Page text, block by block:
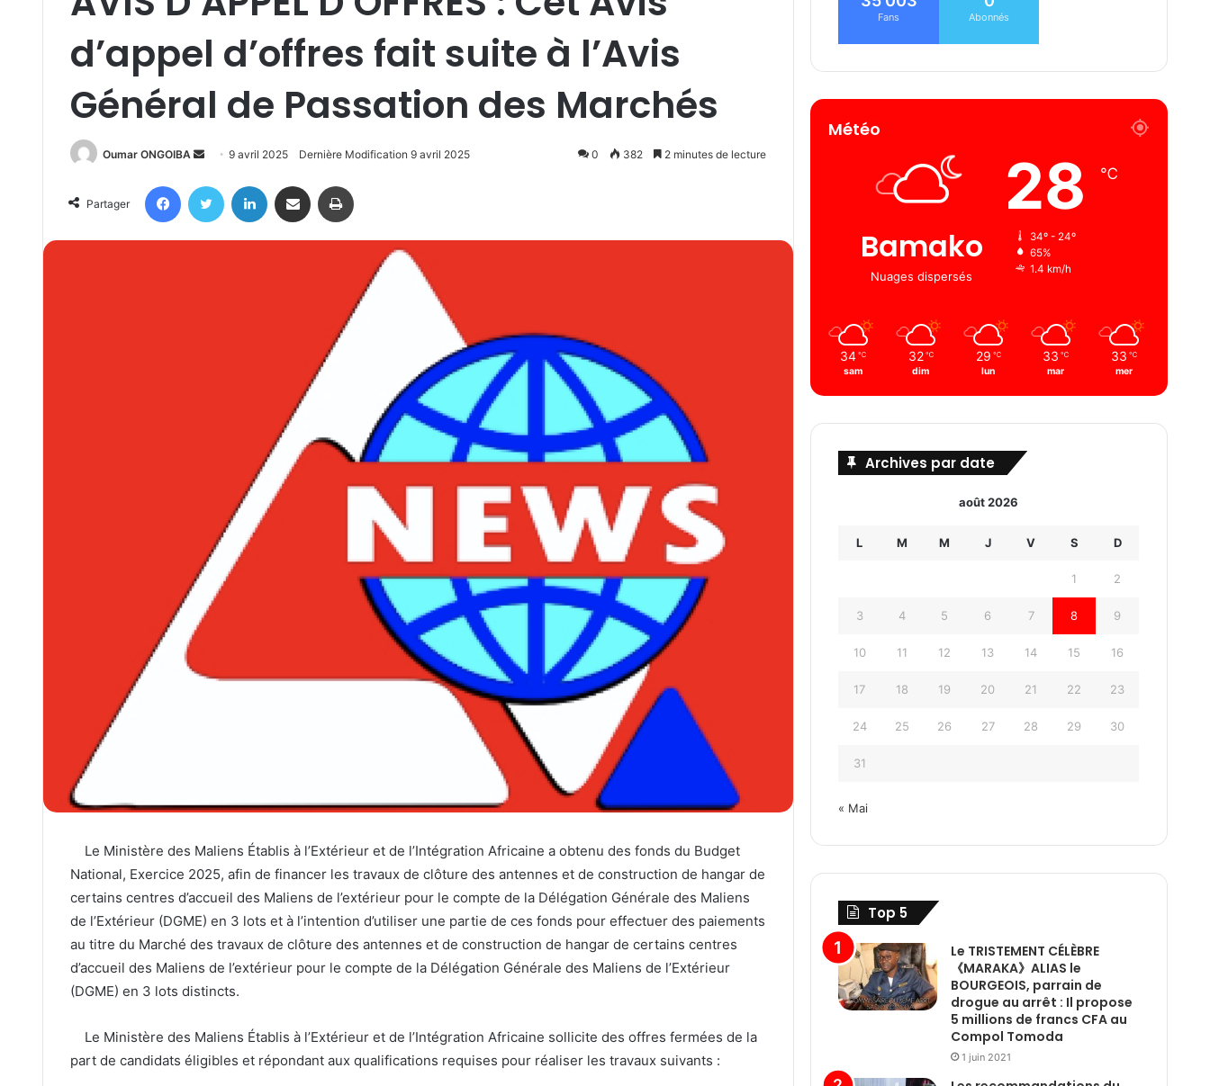
d’appel d’offres fait suite à l’Avis
Général de Passation des Marchés
Oumar ONGOIBA
Send
email
9 avril 2025 Dernière Modification 9 avril 2025 0 382 2 minutes de lecture
Partager
FacebookTwitter Linkedin Partager par email
Le Ministère des Maliens Établis à l’Extérieur et de l’Intégration Africaine a obtenu des fonds du Budget
National, Exercice 2025, afin de financer les travaux de clôture des antennes et de construction de hangar de
certains centres d’accueil des Maliens de l’extérieur pour le compte de la Délégation Générale des Maliens
de l’Extérieur (DGME) en 3 lots et à l’intention d’utiliser une partie de ces fonds pour effectuer des paiements
au titre du Marché des travaux de clôture des antennes et de construction de hangar de certains centres
d’accueil des Maliens de l’extérieur pour le compte de la Délégation Générale des Maliens de l’Extérieur
(DGME) en 3 lots distincts.
Le Ministère des Maliens Établis à l’Extérieur et de l’Intégration Africaine sollicite des offres fermées de la
part de candidats éligibles et répondant aux qualifications requises pour réaliser les travaux suivants :
Fans Abonnés
Météo
Bamako
Nuages ​​dispersés
28 ℃
34º - 24º
65%
1.4 km/h
34 ℃
sam
32 ℃
dim
29 ℃
lun
33 ℃
mar
33 ℃
mer
Archives par date
août 2026
L M M J V S D
1 2
3 4 5 6 7 8 9
10 11 12 13 14 15 16
17 18 19 20 21 22 23
24 25 26 27 28 29 30
31
« Mai
Top 5
Le TRISTEMENT CÉLÈBRE
《MARAKA》ALIAS le
BOURGEOIS, parrain de
drogue au arrêt : Il propose
5 millions de francs CFA au
Compol Tomoda
1 juin 2021